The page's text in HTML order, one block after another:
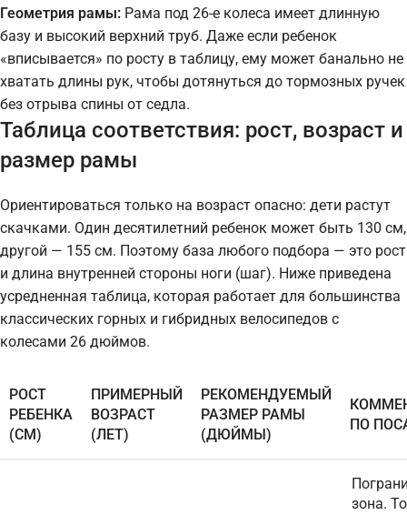
Геометрия рамы: Рама под 26-е колеса имеет длинную
базу и высокий верхний труб. Даже если ребенок
«вписывается» по росту в таблицу, ему может банально не
хватать длины рук, чтобы дотянуться до тормозных ручек
без отрыва спины от седла.
Таблица соответствия: рост, возраст и
размер рамы
Ориентироваться только на возраст опасно: дети растут
скачками. Один десятилетний ребенок может быть 130 см,
другой — 155 см. Поэтому база любого подбора — это рост
и длина внутренней стороны ноги (шаг). Ниже приведена
усредненная таблица, которая работает для большинства
классических горных и гибридных велосипедов с
колесами 26 дюймов.
РОСТ
РЕБЕНКА
(СМ)
ПРИМЕРНЫЙ
ВОЗРАСТ
(ЛЕТ)
РЕКОМЕНДУЕМЫЙ
РАЗМЕР РАМЫ
(ДЮЙМЫ)
ПО
зона.